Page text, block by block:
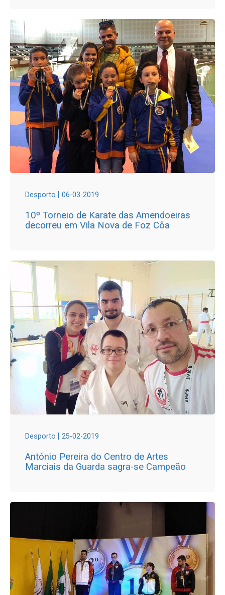
Desporto | 06-03-2019
10º Torneio de Karate das Amendoeiras
decorreu em Vila Nova de Foz Côa
Desporto | 25-02-2019
António Pereira do Centro de Artes
Marciais da Guarda sagra-se Campeão